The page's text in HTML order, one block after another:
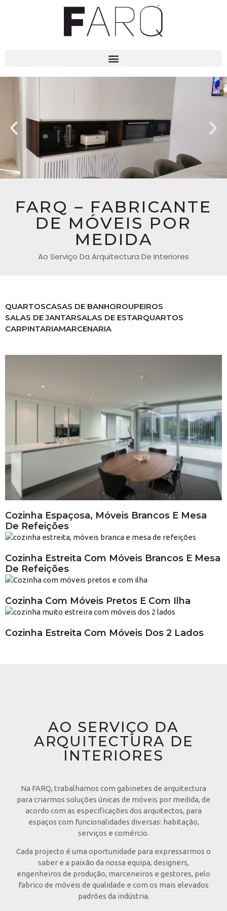
FARQ – FABRICANTE
DE MÓVEIS POR
MEDIDA
Ao Serviço Da Arquitectura De Interiores
QUARTOSCASAS DE BANHOROUPEIROS
SALAS DE JANTARSALAS DE ESTARQUARTOS
CARPINTARIAMARCENARIA
Cozinha Espaçosa, Móveis Brancos E Mesa
De Refeições
Cozinha Estreita Com Móveis Brancos E Mesa
De Refeições
Cozinha Com Móveis Pretos E Com Ilha
Cozinha Estreita Com Móveis Dos 2 Lados
AO SERVIÇO DA
ARQUITECTURA DE
INTERIORES
Na FARQ, trabalhamos com gabinetes de arquitectura
para criarmos soluções únicas de móveis por medida, de
acordo com as especificações dos arquitectos, para
espaços com funcionalidades diversas: habitação,
serviços e comércio.
Cada projecto é uma oportunidade para expressarmos o
saber e a paixão da nossa equipa, designers,
engenheiros de produção, marceneiros e gestores, pelo
fabrico de móveis de qualidade e com os mais elevados
padrões da indústria.